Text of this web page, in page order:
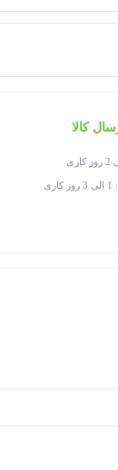
کالا